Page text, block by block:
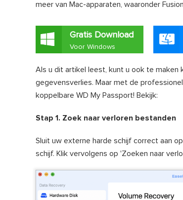
meer van Mac-apparaten, waaronder
Gratis Download
Voor Windows
Als u dit artikel leest, kunt u ook te maken
gegevensverlies. Maar met de
koppelbare WD My Passport! Bekijk:
Stap 1. Zoek naar verloren bestanden
Sluit uw externe harde schijf correct aan
schijf. Klik vervolgens op 'Zoeken naar